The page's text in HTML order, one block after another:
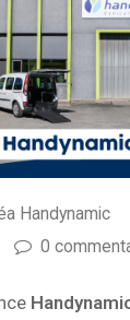
Handynamic
0